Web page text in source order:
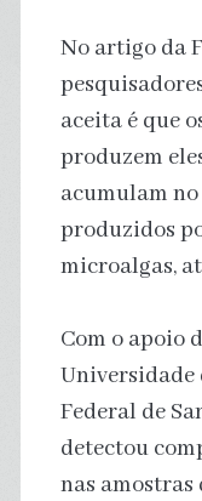
No artigo da
aceita é que
produzem
acumulam
produzidos
microalgas,
Com o apoio
Universidade
Federal de
detectou
nas amostras